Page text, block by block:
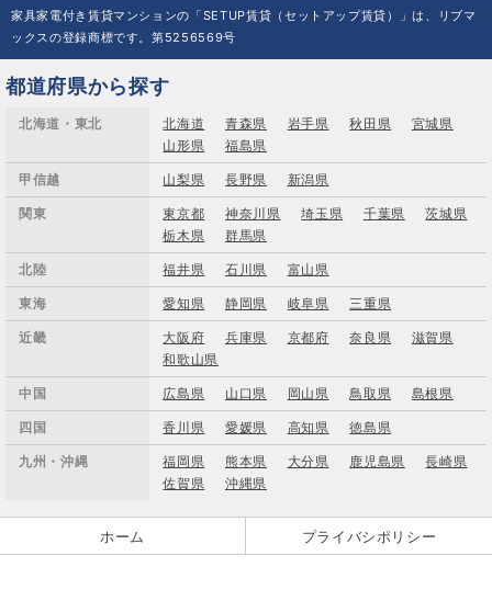
家具家電付き賃貸マンションの「SETUP賃貸（セットアップ賃貸）」は、リブマ
ックスの登録商標です。第5256569号
都道府県から探す
北海道・東北 北海道 青森県 岩手県 秋田県
宮城県
山形県
福島県
甲信越 山梨県 長野県 新潟県
関東 東京都 神奈川県 埼玉県 千葉県
茨城県
栃木県
群馬県
北陸 福井県 石川県 富山県
東海 愛知県 静岡県 岐阜県 三重県
近畿 大阪府 兵庫県 京都府 奈良県
滋賀県
和歌山県
中国 広島県 山口県 岡山県 鳥取県 島根県
四国 香川県 愛媛県 高知県 徳島県
九州・沖縄 福岡県 熊本県 大分県 鹿児島県
長崎県
佐賀県
沖縄県
ホーム プライバシポリシー